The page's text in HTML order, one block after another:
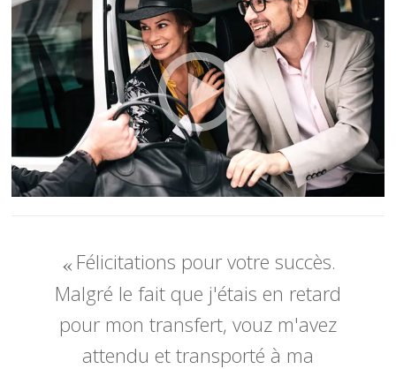
Félicitations pour votre succès.
Malgré le fait que j'étais en retard
pour mon transfert, vouz m'avez
attendu et transporté à ma